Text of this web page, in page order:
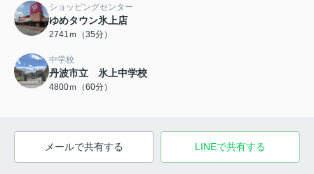
ショッピングセンター
ゆめタウン氷上店
2741ｍ（35分）
中学校
丹波市立 氷上中学校
4800ｍ（60分）
メールで共有する LINEで共有する